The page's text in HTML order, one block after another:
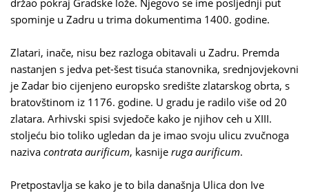
držao pokraj Gradske lože. Njegovo se ime posljednji put
spominje u Zadru u trima dokumentima 1400. godine.
Zlatari, inače, nisu bez razloga obitavali u Zadru. Premda
nastanjen s jedva pet-šest tisuća stanovnika, srednjovjekovni
je Zadar bio cijenjeno europsko središte zlatarskog obrta, s
bratovštinom iz 1176. godine. U gradu je radilo više od 20
zlatara. Arhivski spisi svjedoče kako je njihov ceh u XIII.
stoljeću bio toliko ugledan da je imao svoju ulicu zvučnoga
naziva contrata aurificum, kasnije ruga aurificum.
Pretpostavlja se kako je to bila današnja Ulica don Ive